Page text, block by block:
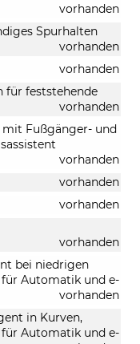
vorhanden
Spurhalten
vorhanden
vorhanden
für feststehende
vorhanden
Fußgänger- und
vorhanden
vorhanden
vorhanden
vorhanden
bei niedrigen
Automatik und e-
vorhanden
in Kurven,
Automatik und e-